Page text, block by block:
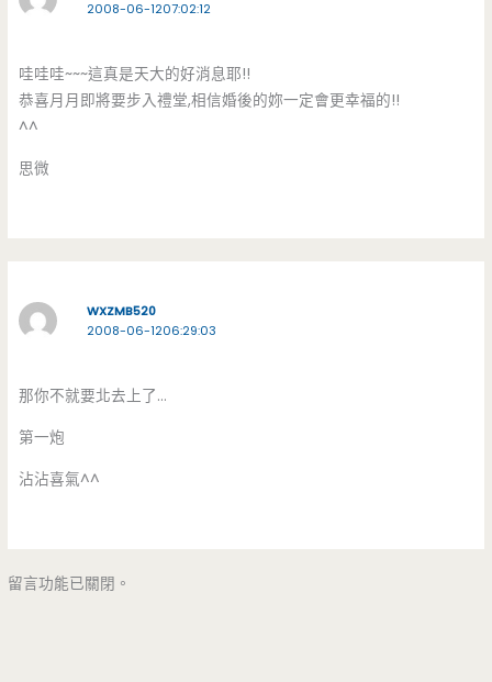
2008-06-1207:02:12
哇哇哇~~~這真是天大的好消息耶!!
恭喜月月即將要步入禮堂,相信婚後的妳一定會更幸福的!!
^^
思微
WXZMB520
2008-06-1206:29:03
那你不就要北去上了…
第一炮
沾沾喜氣^^
留言功能已關閉。